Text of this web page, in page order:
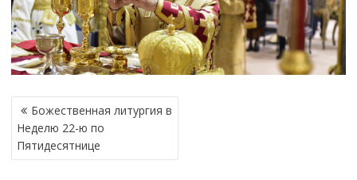
Н
А
В
И
Божественная литургия в
Неделю 22-ю по
Пятидесятнице